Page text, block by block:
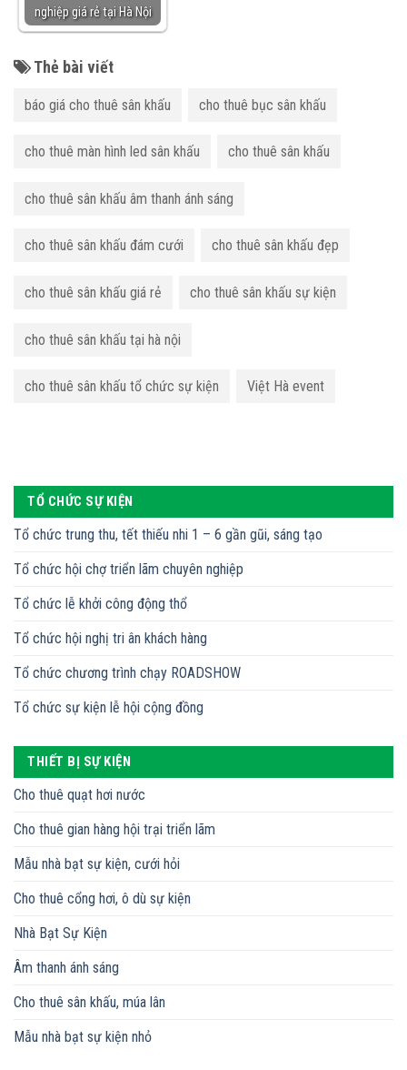
nghiệp giá rẻ tại Hà Nội
Thẻ bài viết
báo giá cho thuê sân khấu cho thuê bục sân khấu
cho thuê màn hình led sân khấu cho thuê sân khấu
cho thuê sân khấu âm thanh ánh sáng
cho thuê sân khấu đám cưới cho thuê sân khấu đẹp
cho thuê sân khấu giá rẻ cho thuê sân khấu sự kiện
cho thuê sân khấu tại hà nội
cho thuê sân khấu tổ chức sự kiện Việt Hà event
TỔ CHỨC SỰ KIỆN
Tổ chức trung thu, tết thiếu nhi 1 – 6 gần gũi, sáng tạo
Tổ chức hội chợ triển lãm chuyên nghiệp
Tổ chức lễ khởi công động thổ
Tổ chức hội nghị tri ân khách hàng
Tổ chức chương trình chạy ROADSHOW
Tổ chức sự kiện lễ hội cộng đồng
THIẾT BỊ SỰ KIỆN
Cho thuê quạt hơi nước
Cho thuê gian hàng hội trại triển lãm
Mẫu nhà bạt sự kiện, cưới hỏi
Cho thuê cổng hơi, ô dù sự kiện
Nhà Bạt Sự Kiện
Âm thanh ánh sáng
Cho thuê sân khấu, múa lân
Mẫu nhà bạt sự kiện nhỏ